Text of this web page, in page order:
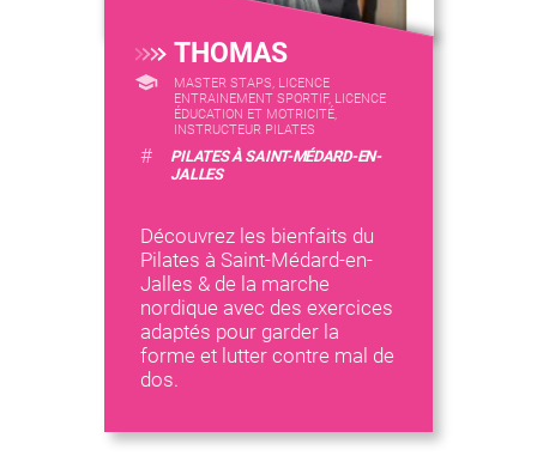
THOMAS
MASTER STAPS, LICENCE
ENTRAINEMENT SPORTIF, LICENCE
ÉDUCATION ET MOTRICITÉ,
INSTRUCTEUR PILATES
#
PILATES À SAINT-MÉDARD-EN-
JALLES
Découvrez les bienfaits du
Pilates à Saint-Médard-en-
Jalles & de la marche
nordique avec des exercices
adaptés pour garder la
forme et lutter contre mal de
dos.